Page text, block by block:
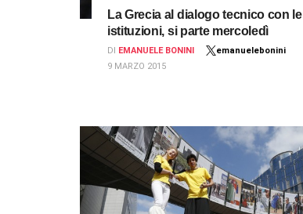
La Grecia al dialogo tecnico con le
istituzioni, si parte mercoledì
DI EMANUELE BONINI
emanuelebonini
9 MARZO 2015